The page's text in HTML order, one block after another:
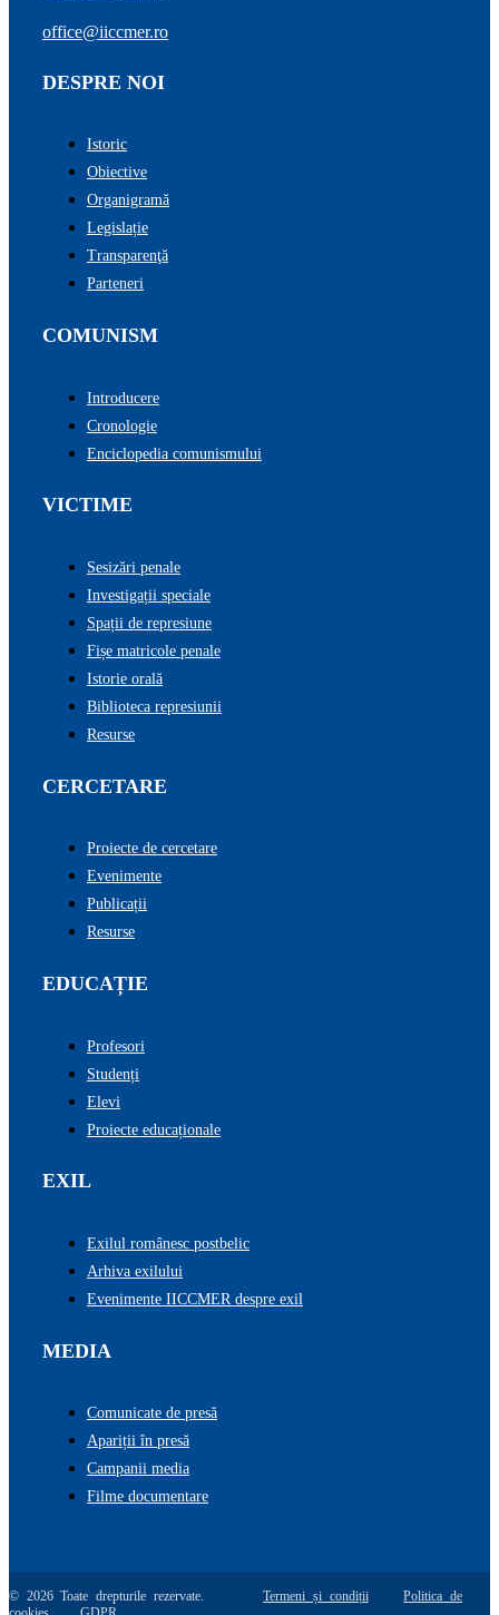
office@iiccmer.ro
DESPRE NOI
Istoric
Obiective
Organigramă
Legislație
Transparenţă
Parteneri
COMUNISM
Introducere
Cronologie
Enciclopedia comunismului
VICTIME
Sesizări penale
Investigații speciale
Spații de represiune
Fișe matricole penale
Istorie orală
Biblioteca represiunii
Resurse
CERCETARE
Proiecte de cercetare
Evenimente
Publicații
Resurse
EDUCAȚIE
Profesori
Studenți
Elevi
Proiecte educaționale
EXIL
Exilul românesc postbelic
Arhiva exilului
Evenimente IICCMER despre exil
MEDIA
Comunicate de presă
Apariții în presă
Campanii media
Filme documentare
© 2026 Toate drepturile rezervate.Termeni și condiții
Politica de